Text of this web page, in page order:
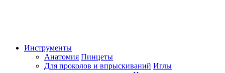
Инструменты
Анатомия Пинцеты
Для проколов и впрыскиваний Иглы